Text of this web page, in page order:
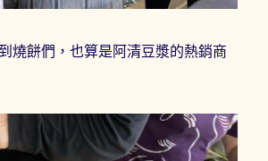
燒餅們，也算是阿清豆漿的熱銷商